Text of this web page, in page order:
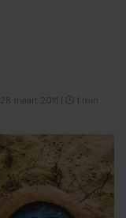
28 maart 2011 1 min